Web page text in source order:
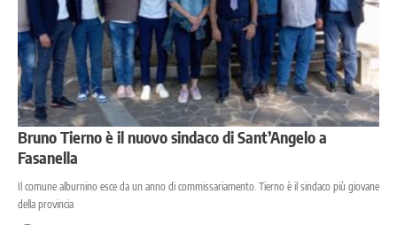
Bruno Tierno è il nuovo sindaco di Sant’Angelo a
Fasanella
Il comune alburnino esce da un anno di commissariamento. Tierno è il sindaco più giovane
della provincia